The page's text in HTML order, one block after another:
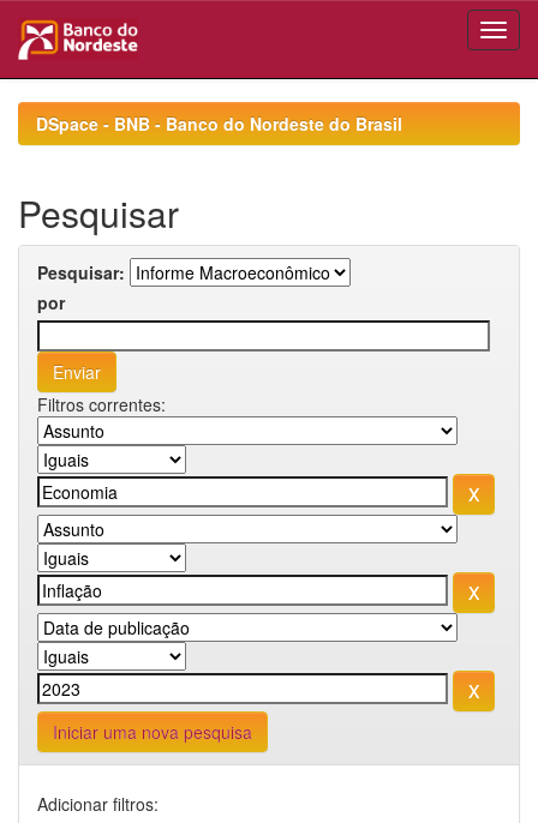
navigationDSpace - BNB - Banco do Nordeste do Brasil
Pesquisar
Pesquisar:
por
Filtros correntes:
Iniciar uma nova pesquisa
Adicionar filtros: